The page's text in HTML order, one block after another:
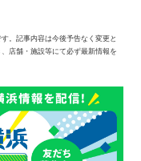
。記事内容は今後予告なく変更と
店舗・施設等にて必ず最新情報を